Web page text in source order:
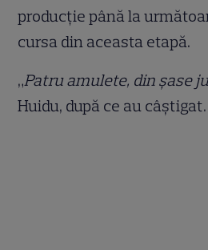
producție până la
cursa din aceasta etapă.
„Patru amulete, din șase
Huidu, după ce au câștigat.